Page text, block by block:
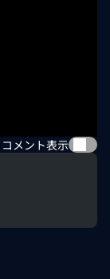
コメント表示